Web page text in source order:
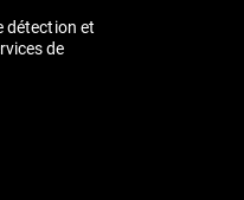
détection et
de